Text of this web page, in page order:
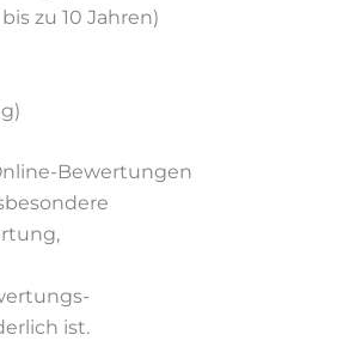
zu 10 Jahren)
Bewertungen
ist.